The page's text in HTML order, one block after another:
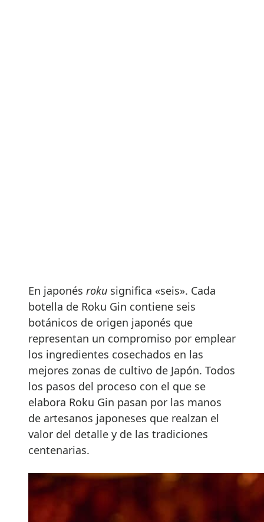
En japonés roku significa «seis». Cada
botella de Roku Gin contiene seis
botánicos de origen japonés que
representan un compromiso por emplear
los ingredientes cosechados en las
mejores zonas de cultivo de Japón. Todos
los pasos del proceso con el que se
elabora Roku Gin pasan por las manos
de artesanos japoneses que realzan el
valor del detalle y de las tradiciones
centenarias.